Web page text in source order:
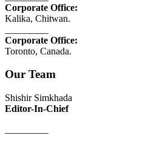
Corporate Office:
Kalika, Chitwan.
Corporate Office:
Toronto, Canada.
Our Team
Shishir Simkhada
Editor-In-Chief